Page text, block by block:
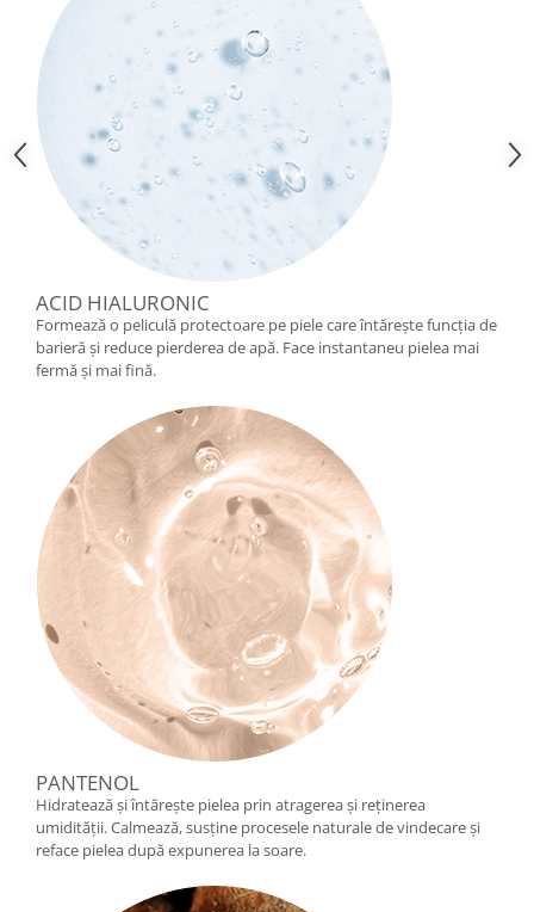
ACID HIALURONIC
Formează o peliculă protectoare pe piele care întărește funcția de
barieră și reduce pierderea de apă. Face instantaneu pielea mai
fermă și mai fină.
PANTENOL
Hidratează și întărește pielea prin atragerea și reținerea
umidității. Calmează, susține procesele naturale de vindecare și
reface pielea după expunerea la soare.